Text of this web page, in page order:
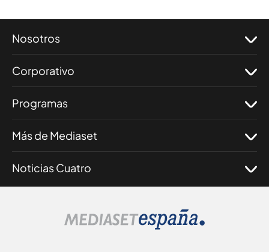
Nosotros
Corporativo
Programas
Más de Mediaset
Noticias Cuatro